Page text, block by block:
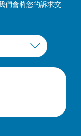
們會將您的訴求交